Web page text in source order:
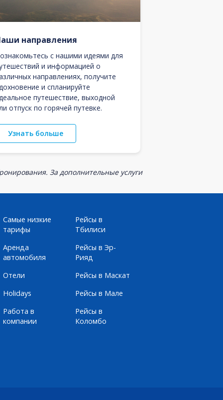
направления
с нашими идеями для
и информацией о
направлениях, получите
и спланируйте
путешествие, выходной
отпуск по горячей путевке.
Узнать больше
За дополнительные услуги
Самые низкие
тарифы
Аренда
автомобиля
Отели
Holidays
Работа в
компании
Рейсы в
Тбилиси
Рейсы в Эр-
Рияд
Рейсы в Маскат
Рейсы в Мале
Рейсы в
Коломбо